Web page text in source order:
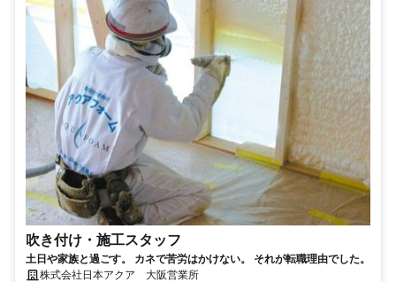
吹き付け・施工スタッフ
土日や家族と過ごす。 カネで苦労はかけない。 それが転職理由でした。
株式会社日本アクア 大阪営業所